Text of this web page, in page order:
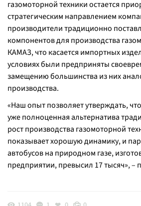
газомоторной техники остается
стратегическим направлением
производители традиционно
компонентов для производства
КАМАЗ, что касается импортных
условиях были предприняты
замещению большинства из них
производства.
«Наш опыт позволяет утверждать,
уже полноценная альтернатива
рост производства газомоторной
показывает хорошую динамику, и
автобусов на природном газе,
предприятии, превысил 17 тысяч»,